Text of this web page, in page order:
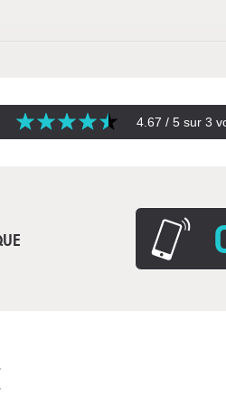
4.67 / 5 sur 3